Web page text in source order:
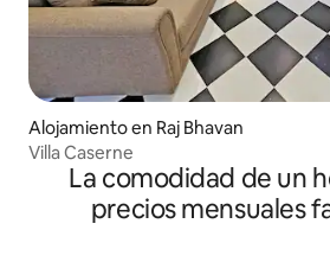
Alojamiento en Raj Bhavan
Villa Caserne
La comodidad de un
precios mensuales